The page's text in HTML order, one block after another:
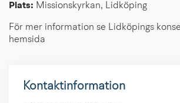
Plats: Missionskyrkan, Lidköping
För mer information se Lidköpings
hemsida
Kontaktinformation